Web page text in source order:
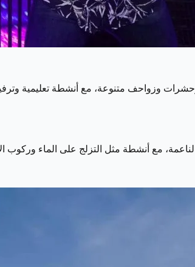
وزواحف متنوعة، مع أنشطة تعليمية
مع أنشطة مثل التزلج على الماء وركوب